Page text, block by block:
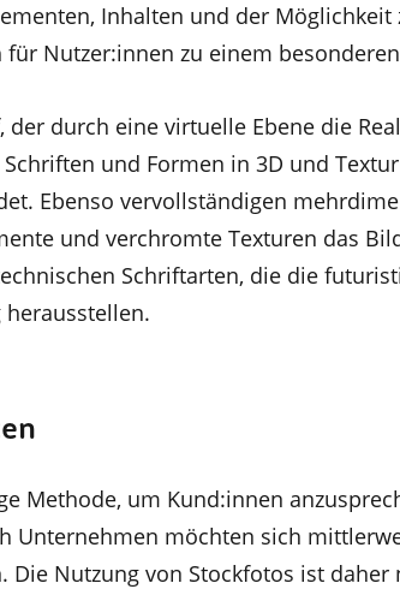
Inhalten und der Möglichkeit
Nutzer:innen zu einem
durch eine virtuelle Ebene die
und Formen in 3D und
Ebenso vervollständigen
und verchromte Texturen das
Schriftarten, die die
Methode, um Kund:innen
Unternehmen möchten sich
Die Nutzung von Stockfotos ist daher